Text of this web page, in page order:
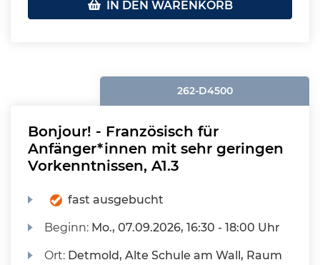
IN DEN WARENKORB
262-D4500
Bonjour! - Französisch für
Anfänger*innen mit sehr geringen
Vorkenntnissen, A1.3
fast ausgebucht
Beginn: Mo., 07.09.2026, 16:30 - 18:00 Uhr
Ort: Detmold, Alte Schule am Wall, Raum